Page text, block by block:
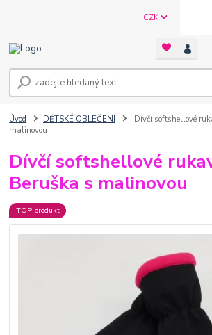
CZK
Úvod DĚTSKÉ OBLEČENÍ
Dívčí softshellové
malinovou
Dívčí softshellové
Beruška s malinovou
TOP produkt